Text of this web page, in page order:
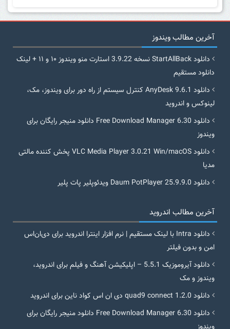
آخرین مطالب ویندوز
دانلود StartAllBack نسخه 3.9.22 استارت منو ویندوز ۱۰ و ۱۱ + لینک
دانلود مستقیم
دانلود AnyDesk 9.6.1 کنترل سیستم از راه دور برای ویندوز، مک،
لینوکس و اندروید
دانلود Free Download Manager 6.30 دانلود منیجر رایگان برای
ویندوز
دانلود VLC Media Player 3.0.21 Win/macOS پخش کننده مالتی
مدیا
دانلود Daum PotPlayer 25.9.9.0 ویدئوپلیر پات پلیر
آخرین مطالب اندروید
دانلود Intra با لینک مستقیم | نرم افزار اینترا اندروید برای دی‌ان‌اس
امن و بدون فیلتر
دانلود آیروموزیک 5.5.1 – اپلیکیشن آهنگ و فیلم برای اندروید،
ویندوز و مک
دانلود quad9 connect 1.2.0 دی ان اس کواد ناین برای اندروید
دانلود Free Download Manager 6.30 دانلود منیجر رایگان برای